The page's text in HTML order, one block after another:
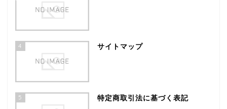
4 サイトマップ
5 特定商取引法に基づく表記